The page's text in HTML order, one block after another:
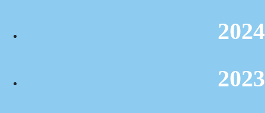
2024
2023